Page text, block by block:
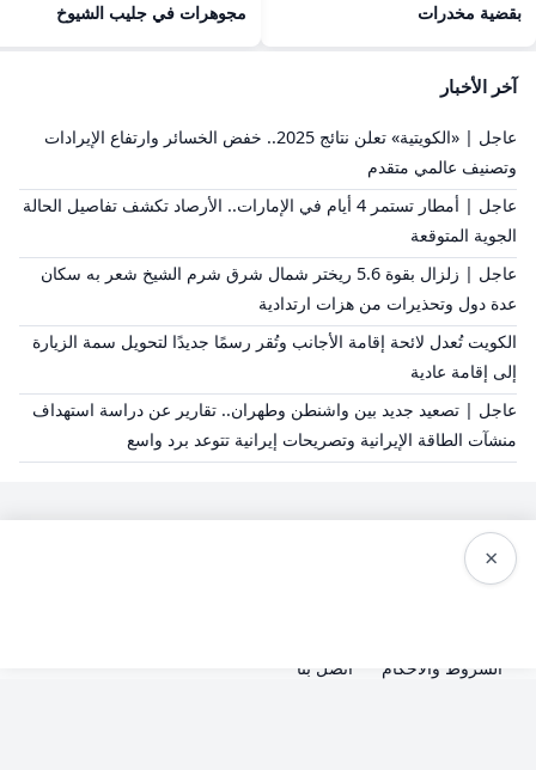
بقضية مخدرات
مجوهرات في جليب الشيوخ
آخر الأخبار
عاجل | «الكويتية» تعلن نتائج 2025.. خفض الخسائر وارتفاع الإيرادات
وتصنيف عالمي متقدم
عاجل | أمطار تستمر 4 أيام في الإمارات.. الأرصاد تكشف تفاصيل الحالة
الجوية المتوقعة
عاجل | زلزال بقوة 5.6 ريختر شمال شرق شرم الشيخ شعر به سكان
عدة دول وتحذيرات من هزات ارتدادية
الكويت تُعدل لائحة إقامة الأجانب وتُقر رسمًا جديدًا لتحويل سمة الزيارة
إلى إقامة عادية
عاجل | تصعيد جديد بين واشنطن وطهران.. تقارير عن دراسة استهداف
منشآت الطاقة الإيرانية وتصريحات إيرانية تتوعد برد واسع
×
الشروط والاحكام اتصل بنا